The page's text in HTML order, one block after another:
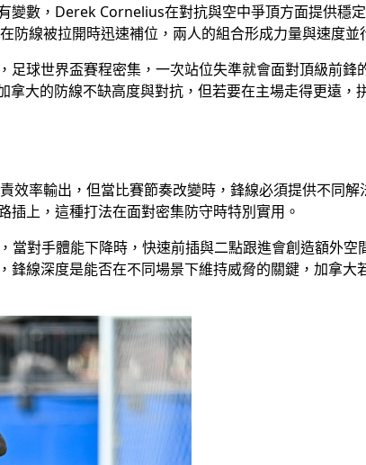
變數，Derek Cornelius在對抗與空中爭頂方面提供穩
線被拉開時迅速補位，兩人的組合形成力量與速度並
足球世界盃賽程密集，一次站位失準就會面對頂級前
大的防線不缺高度與對抗，但若要在主場走得更遠
效率輸出，但當比賽節奏改變時，鋒線必須提供不同
上，這種打法在面對密集防守時特別實用。
對手體能下降時，快速前插與二點跟進會創造額外
線深度是能否在不同場景下維持威脅的關鍵，加拿